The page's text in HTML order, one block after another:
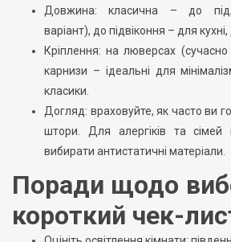
Довжина: класична – до
варіант), до підвіконня – для
Кріплення: на люверсах (сучасно
карнизи – ідеальні для
класики.
Догляд: враховуйте, як часто ви
штори. Для алергіків та
вибирати антистатичні матеріали.
Поради щодо
короткий чек-